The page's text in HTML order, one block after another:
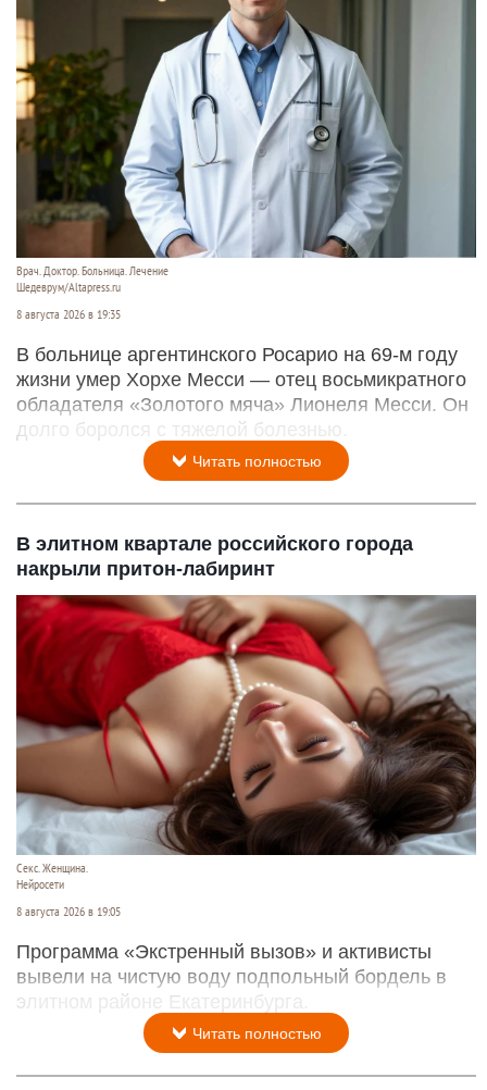
Врач. Доктор. Больница. Лечение
Шедеврум/Altapress.ru
8 августа 2026 в 19:35
В больнице аргентинского Росарио на 69-м году
жизни умер Хорхе Месси — отец восьмикратного
обладателя «Золотого мяча» Лионеля Месси. Он
долго боролся с тяжелой болезнью.
Читать полностью
В элитном квартале российского города
накрыли притон-лабиринт
Секс. Женщина.
Нейросети
8 августа 2026 в 19:05
Программа «Экстренный вызов» и активисты
вывели на чистую воду подпольный бордель в
элитном районе Екатеринбурга.
Читать полностью